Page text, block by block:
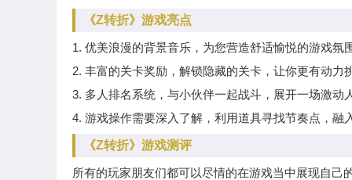
《Z转折》游戏亮点
1. 优美浪漫的背景音乐，为您营造舒适愉悦的游戏氛
2. 丰富的关卡奖励，解锁隐藏的关卡，让你更有动力
3. 多人排名系统，与小伙伴一起战斗，展开一场激动
4. 游戏操作需要深入了解，利用道具寻找节奏点，融
《Z转折》游戏测评
所有的玩家朋友们都可以尽情的在游戏当中展现自